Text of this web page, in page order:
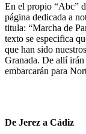
En el propio “Abc”
página dedicada a
titula: “Marcha de
texto se especifica
que han sido
Granada. De allí
embarcarán para
De Jerez a Cádiz